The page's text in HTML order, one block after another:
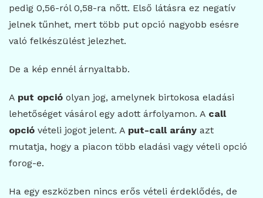
pedig 0,56-ról 0,58-ra nőtt. Első látásra ez negatív
jelnek tűnhet, mert több put opció nagyobb esésre
való felkészülést jelezhet.
De a kép ennél árnyaltabb.
A put opció olyan jog, amelynek birtokosa eladási
lehetőséget vásárol egy adott árfolyamon. A call
opció vételi jogot jelent. A put-call arány azt
mutatja, hogy a piacon több eladási vagy vételi opció
forog-e.
Ha egy eszközben nincs erős vételi érdeklődés, de